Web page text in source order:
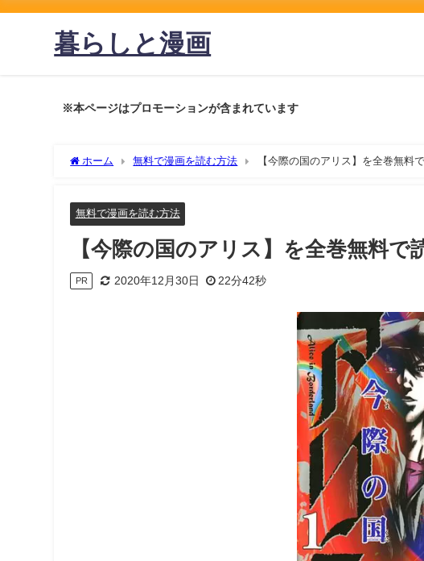
暮らしと漫画
※本ページはプロモーションが含まれています
ホーム 無料で漫画を読む方法 【今際の国のアリス】を全巻無料
無料で漫画を読む方法
【今際の国のアリス】を全巻無料
PR 2020年12月30日 22分42秒